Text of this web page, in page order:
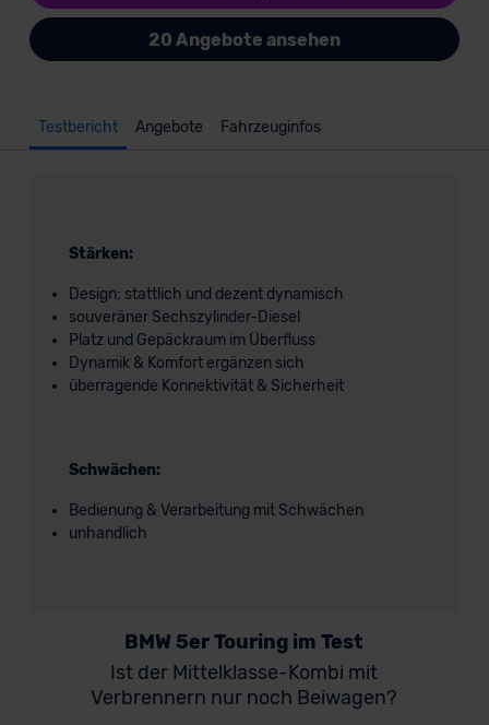
20 Angebote ansehen
Testbericht Angebote Fahrzeuginfos
Stärken:
Design: stattlich und dezent dynamisch
souveräner Sechszylinder-Diesel
Platz und Gepäckraum im Überfluss
Dynamik & Komfort ergänzen sich
überragende Konnektivität & Sicherheit
Schwächen:
Bedienung & Verarbeitung mit Schwächen
unhandlich
BMW 5er Touring im Test
Ist der Mittelklasse-Kombi mit
Verbrennern nur noch Beiwagen?